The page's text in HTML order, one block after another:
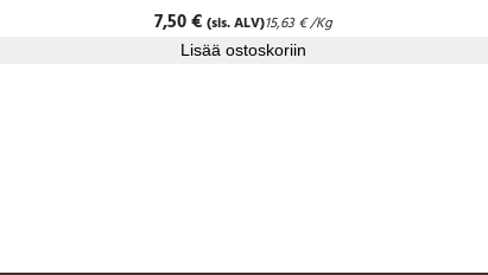
7,50€ (sis. ALV)15,63€/Kg
Lisää ostoskoriin